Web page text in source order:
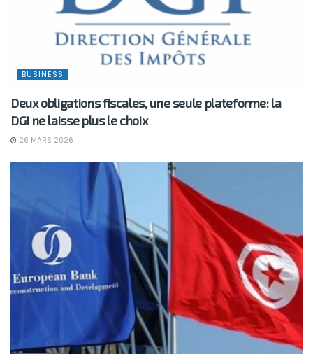
BUSINESS
Deux obligations fiscales, une seule plateforme: la
DGI ne laisse plus le choix
26 MARS 2026